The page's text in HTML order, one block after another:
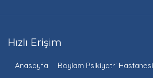
Hızlı Erişim
Anasayfa
Boylam Psikiyatri Hastanesi